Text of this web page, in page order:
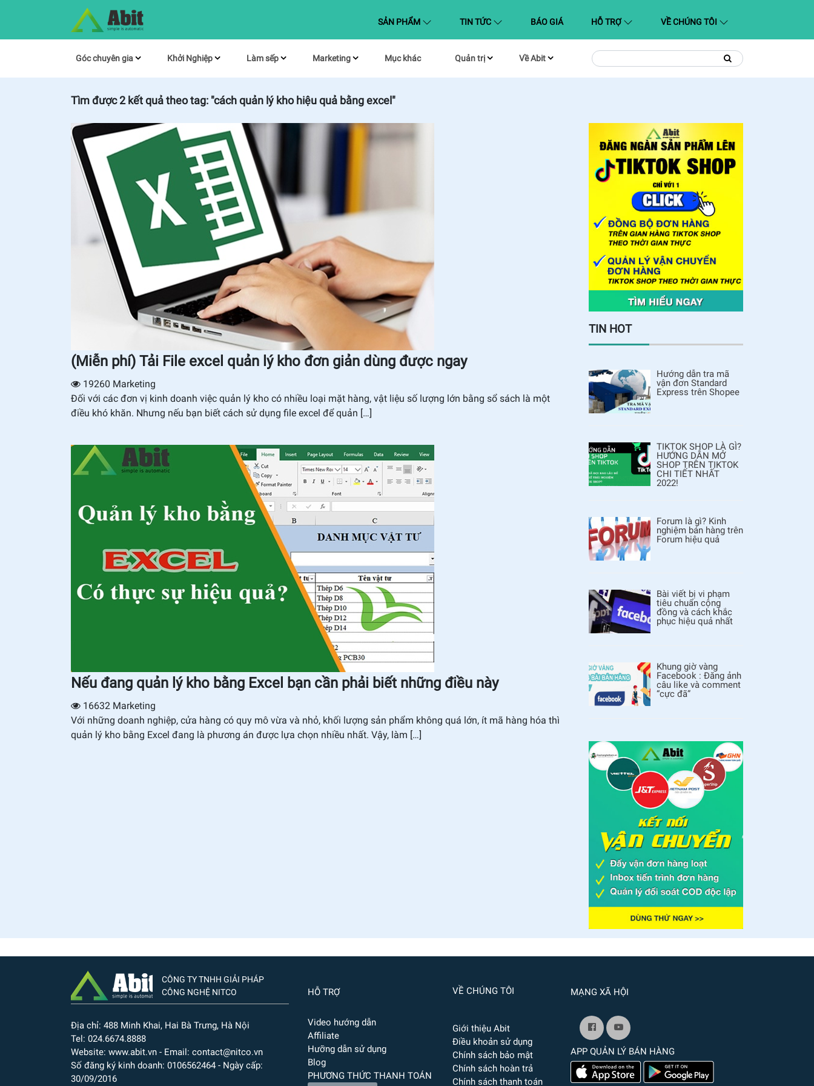
SẢN PHẨM (CURRENT)TIN TỨC BÁO GIÁ HỖ TRỢ VỀ CHÚNG TÔI
Góc chuyên gia Khởi Nghiệp Làm sếp Marketing Mục khác Quản trị Về Abit
Tìm
kiếm:
Tìm
kiếm
Tìm được2kết quả theo tag: "cách quản lý kho hiệu quả bằng excel"
(Miễn phí) Tải File excel quản lý kho đơn giản dùng được ngay
19260 Marketing
Đối với các đơn vị kinh doanh việc quản lý kho có nhiều loại mặt hàng, vật liệu số lượng lớn bằng sổ sách là một
điều khó khăn. Nhưng nếu bạn biết cách sử dụng file excel để quản […]
Nếu đang quản lý kho bằng Excel bạn cần phải biết những điều này
16632 Marketing
Với những doanh nghiệp, cửa hàng có quy mô vừa và nhỏ, khối lượng sản phẩm không quá lớn, ít mã hàng hóa thì
quản lý kho bằng Excel đang là phương án được lựa chọn nhiều nhất. Vậy, làm […]
TIN HOT
Hướng dẫn tra mã
vận đơn Standard
Express trên Shopee
TIKTOK SHOP LÀ GÌ?
HƯỚNG DẪN MỞ
SHOP TRÊN TIKTOK
CHI TIẾT NHẤT
2022!
Forum là gì? Kinh
nghiệm bán hàng trên
Forum hiệu quả
Bài viết bị vi phạm
tiêu chuẩn cộng
đồng và cách khắc
phục hiệu quả nhất
Khung giờ vàng
Facebook : Đăng ảnh
câu like và comment
“cực đã”
CÔNG TY TNHH GIẢI PHÁP
CÔNG NGHỆ NITCO
Địa chỉ: 488 Minh Khai, Hai Bà Trưng, Hà Nội
Tel: 024.6674.8888
Website: www.abit.vn - Email: contact@nitco.vn
Số đăng ký kinh doanh: 0106562464 - Ngày cấp:
30/09/2016
HỖ TRỢ
Video hướng dẫn
Affiliate
Hưỡng dẫn sử dụng
Blog
PHƯƠNG THỨC THANH TOÁN
VỀ CHÚNG TÔI
Giới thiệu Abit
Điều khoản sử dụng
Chính sách bảo mật
Chính sách hoàn trả
Chính sách thanh toán
MẠNG XÃ HỘI
APP QUẢN LÝ BÁN HÀNG